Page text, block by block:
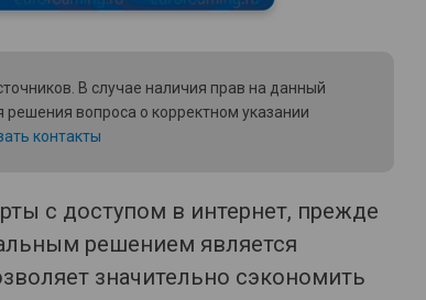
В случае наличия прав на данный
вопроса о корректном указании
контакты
с доступом в интернет, прежде
решением является
значительно сэкономить